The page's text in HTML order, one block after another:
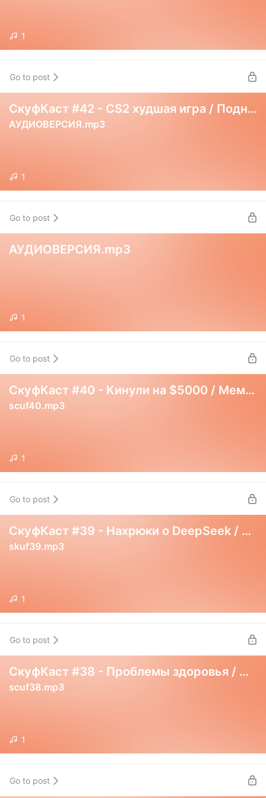
1
Go to post
СкуфКаст #42 - CS2 худшая игра / Поднебесного выпустили
АУДИОВЕРСИЯ.mp3
1
Go to post
АУДИОВЕРСИЯ.mp3
1
Go to post
СкуфКаст #40 - Кинули на $5000 / Мемкоины и казино
scuf40.mp3
1
Go to post
СкуфКаст #39 - Нахрюки о DeepSeek / Зига Маска
skuf39.mp3
1
Go to post
СкуфКаст #38 - Проблемы здоровья / Nintendo Switch 2
scuf38.mp3
1
Go to post